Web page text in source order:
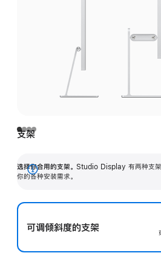
支架
选择你合用的支架。 Studio Display 有两种支架
你的各种安装需求。
展
可调倾斜度的支架